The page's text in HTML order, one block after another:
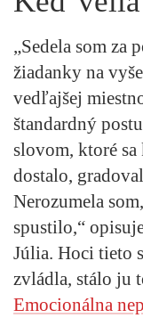
„Sedela som za
žiadanky na
vedľajšej
štandardný
slovom, ktoré sa
dostalo,
Nerozumela
spustilo,“
Júlia. Hoci tieto
zvládla, stálo ju
Emocionálna